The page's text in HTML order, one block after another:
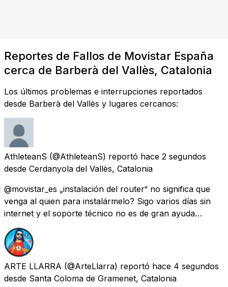
Reportes de Fallos de Movistar España
cerca de Barberà del Vallès, Catalonia
Los últimos problemas e interrupciones reportados
desde Barberà del Vallès y lugares cercanos:
AthleteanS (@AthleteanS) reportó hace 2 segundos
desde Cerdanyola del Vallès, Catalonia
@movistar_es „instalación del router“ no significa que
venga al quien para instalármelo? Sigo varios días sin
internet y el soporte técnico no es de gran ayuda…
ARTE LLARRA (@ArteLlarra) reportó hace 4 segundos
desde Santa Coloma de Gramenet, Catalonia